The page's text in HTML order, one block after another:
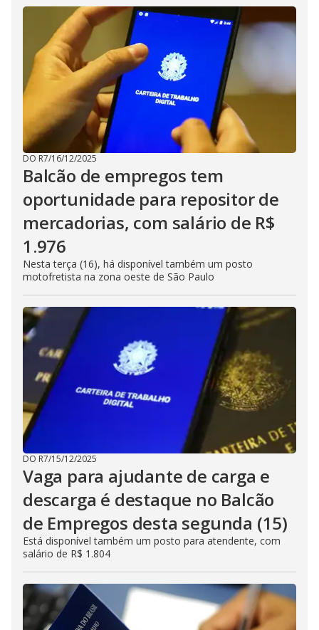
DO R7/16/12/2025
Balcão de empregos tem
oportunidade para repositor de
mercadorias, com salário de R$
1.976
Nesta terça (16), há disponível também um posto
motofretista na zona oeste de São Paulo
DO R7/15/12/2025
Vaga para ajudante de carga e
descarga é destaque no Balcão
de Empregos desta segunda (15)
Está disponível também um posto para atendente, com
salário de R$ 1.804